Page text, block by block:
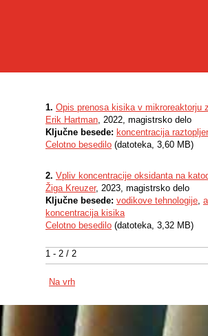
1 - 2 / 2
1. Opis prenosa kisika v mikroreaktorju
Erik Hartman, 2022, magistrsko delo
Ključne besede: koncentracija
Celotno besedilo (datoteka, 3,60 MB)
2. Vpliv koncentracije oksidanta na
Žiga Kreuzer, 2023, magistrsko delo
Ključne besede: vodikove tehnologije,
koncentracija kisika
Celotno besedilo (datoteka, 3,32 MB)
Na vrh